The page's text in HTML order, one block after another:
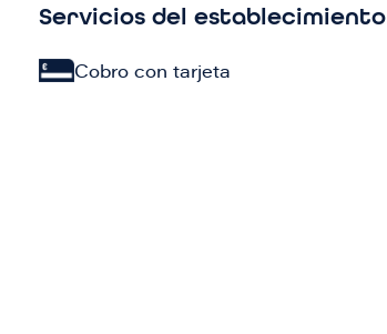
Servicios del establecimiento
Imagen
Cobro con tarjeta